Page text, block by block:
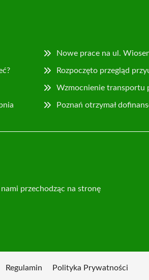
Nowe prace na ul.
Rozpoczęto przegląd
Wzmocnienie transportu
Poznań otrzymał
przechodząc na stronę
Regulamin Polityka Prywatności